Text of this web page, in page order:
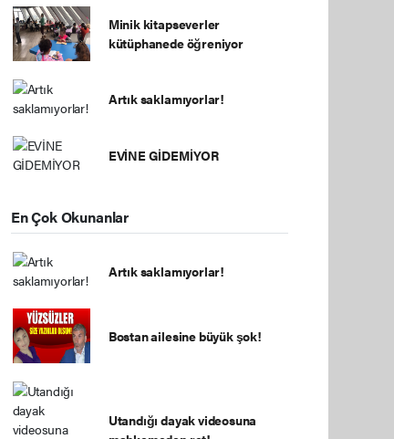
Minik kitapseverler
kütüphanede öğreniyor
Artık saklamıyorlar!
EVİNE GİDEMİYOR
En Çok Okunanlar
Artık saklamıyorlar!
Bostan ailesine büyük şok!
Utandığı dayak videosuna